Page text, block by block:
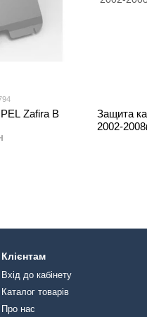
Zafira B
Защита
2002-
Клієнтам
Вхід до кабінету
Каталог товарів
Про нас